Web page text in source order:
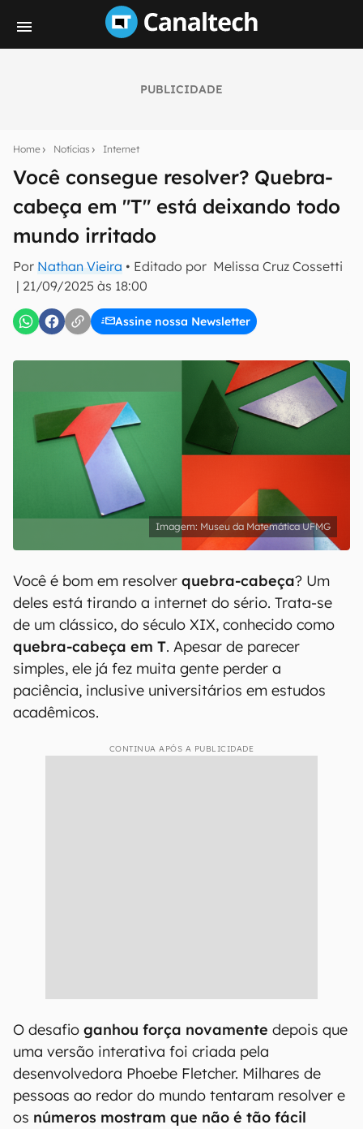
PUBLICIDADE
Home Notícias Internet
Você consegue resolver? Quebra-
cabeça em "T" está deixando todo
mundo irritado
Por Nathan Vieira • Editado por Melissa Cruz Cossetti
| 21/09/2025 às 18:00
Assine nossa Newsletter
notícias e reviews sobre tecnologia em primeira
mão.
E-mail
inscreva-se
Confirmo que li, aceito e concordo com os Termos de
Uso e Política de Privacidade do Canaltech.
Museu da Matemática UFMG
Você é bom em resolver quebra-cabeça? Um
deles está tirando a internet do sério. Trata-se
de um clássico, do século XIX, conhecido como
quebra-cabeça em T. Apesar de parecer
simples, ele já fez muita gente perder a
paciência, inclusive universitários em estudos
acadêmicos.
CONTINUA APÓS A PUBLICIDADE
O desafio ganhou força novamente depois que
uma versão interativa foi criada pela
desenvolvedora Phoebe Fletcher. Milhares de
pessoas ao redor do mundo tentaram resolver e
os números mostram que não é tão fácil